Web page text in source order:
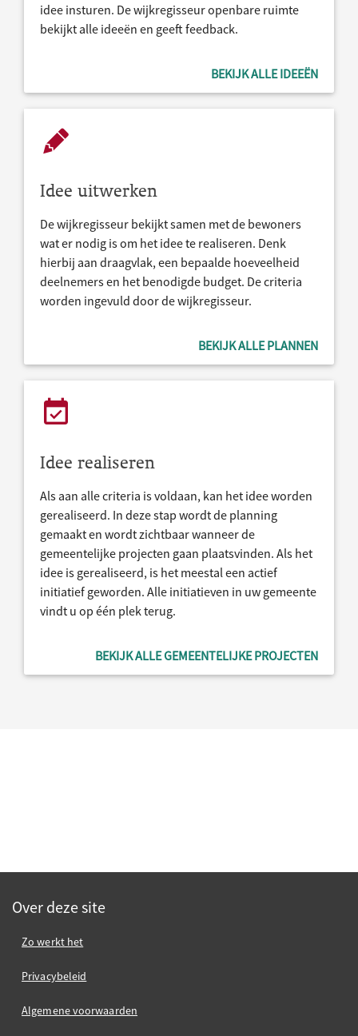
idee insturen. De wijkregisseur openbare ruimte
bekijkt alle ideeën en geeft feedback.
BEKIJK ALLE IDEEËN
Idee uitwerken
De wijkregisseur bekijkt samen met de bewoners
wat er nodig is om het idee te realiseren. Denk
hierbij aan draagvlak, een bepaalde hoeveelheid
deelnemers en het benodigde budget. De criteria
worden ingevuld door de wijkregisseur.
BEKIJK ALLE PLANNEN
Idee realiseren
Als aan alle criteria is voldaan, kan het idee worden
gerealiseerd. In deze stap wordt de planning
gemaakt en wordt zichtbaar wanneer de
gemeentelijke projecten gaan plaatsvinden. Als het
idee is gerealiseerd, is het meestal een actief
initiatief geworden. Alle initiatieven in uw gemeente
vindt u op één plek terug.
BEKIJK ALLE GEMEENTELIJKE PROJECTEN
Over deze site
Zo werkt het
Privacybeleid
Algemene voorwaarden